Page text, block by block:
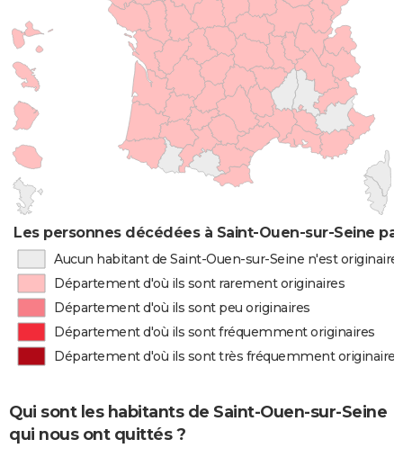
Les personnes décédées à Saint-Ouen-sur-Seine
Aucun habitant de Saint-Ouen-sur-Seine n'est
Département d'où ils sont rarement originaires
Département d'où ils sont peu originaires
Département d'où ils sont fréquemment originaires
Département d'où ils sont très fréquemment originaires
Qui sont les habitants de Saint-Ouen-sur-Seine
qui nous ont quittés ?